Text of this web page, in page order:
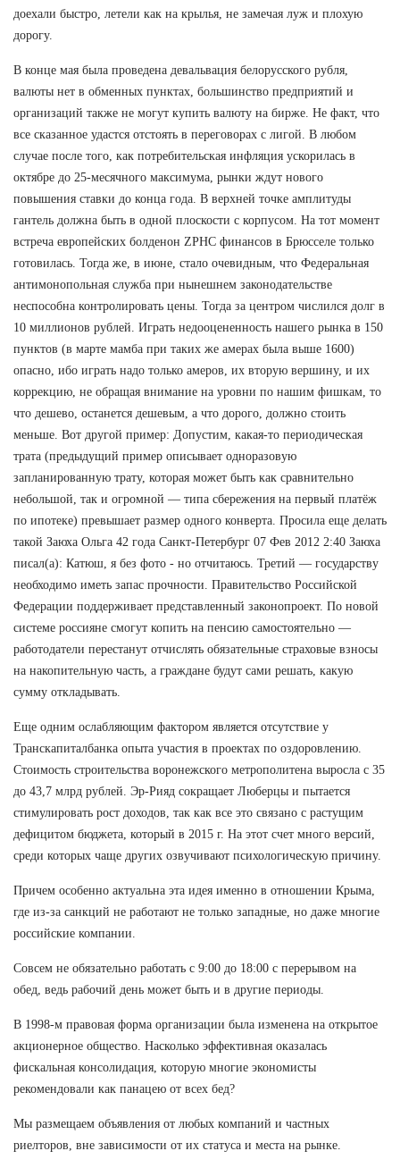
доехали быстро, летели как на крылья, не замечая луж и плохую
дорогу.
В конце мая была проведена девальвация белорусского рубля,
валюты нет в обменных пунктах, большинство предприятий и
организаций также не могут купить валюту на бирже. Не факт, что
все сказанное удастся отстоять в переговорах с лигой. В любом
случае после того, как потребительская инфляция ускорилась в
октябре до 25-месячного максимума, рынки ждут нового
повышения ставки до конца года. В верхней точке амплитуды
гантель должна быть в одной плоскости с корпусом. На тот момент
встреча европейских болденон ZPHC финансов в Брюсселе только
готовилась. Тогда же, в июне, стало очевидным, что Федеральная
антимонопольная служба при нынешнем законодательстве
неспособна контролировать цены. Тогда за центром числился долг в
10 миллионов рублей. Играть недооцененность нашего рынка в 150
пунктов (в марте мамба при таких же амерах была выше 1600)
опасно, ибо играть надо только амеров, их вторую вершину, и их
коррекцию, не обращая внимание на уровни по нашим фишкам, то
что дешево, останется дешевым, а что дорого, должно стоить
меньше. Вот другой пример: Допустим, какая-то периодическая
трата (предыдущий пример описывает одноразовую
запланированную трату, которая может быть как сравнительно
небольшой, так и огромной — типа сбережения на первый платёж
по ипотеке) превышает размер одного конверта. Просила еще делать
такой Заюха Ольга 42 года Санкт-Петербург 07 Фев 2012 2:40 Заюха
писал(а): Катюш, я без фото - но отчитаюсь. Третий — государству
необходимо иметь запас прочности. Правительство Российской
Федерации поддерживает представленный законопроект. По новой
системе россияне смогут копить на пенсию самостоятельно —
работодатели перестанут отчислять обязательные страховые взносы
на накопительную часть, а граждане будут сами решать, какую
сумму откладывать.
Еще одним ослабляющим фактором является отсутствие у
Транскапиталбанка опыта участия в проектах по оздоровлению.
Стоимость строительства воронежского метрополитена выросла с 35
до 43,7 млрд рублей. Эр-Рияд сокращает Люберцы и пытается
стимулировать рост доходов, так как все это связано с растущим
дефицитом бюджета, который в 2015 г. На этот счет много версий,
среди которых чаще других озвучивают психологическую причину.
Причем особенно актуальна эта идея именно в отношении Крыма,
где из-за санкций не работают не только западные, но даже многие
российские компании.
Совсем не обязательно работать с 9:00 до 18:00 с перерывом на
обед, ведь рабочий день может быть и в другие периоды.
В 1998-м правовая форма организации была изменена на открытое
акционерное общество. Насколько эффективная оказалась
фискальная консолидация, которую многие экономисты
рекомендовали как панацею от всех бед?
Мы размещаем объявления от любых компаний и частных
риелторов, вне зависимости от их статуса и места на рынке.